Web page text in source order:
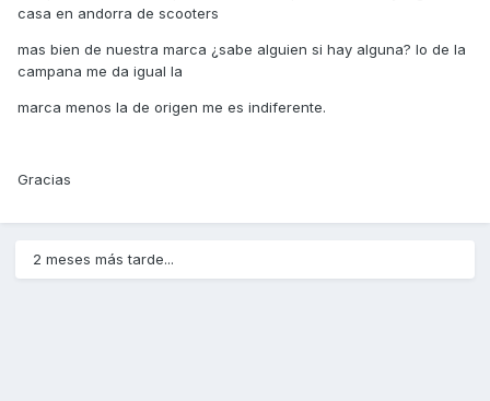
casa en andorra de scooters
mas bien de nuestra marca ¿sabe alguien si hay alguna? lo de la
campana me da igual la
marca menos la de origen me es indiferente.
Gracias
2 meses más tarde...